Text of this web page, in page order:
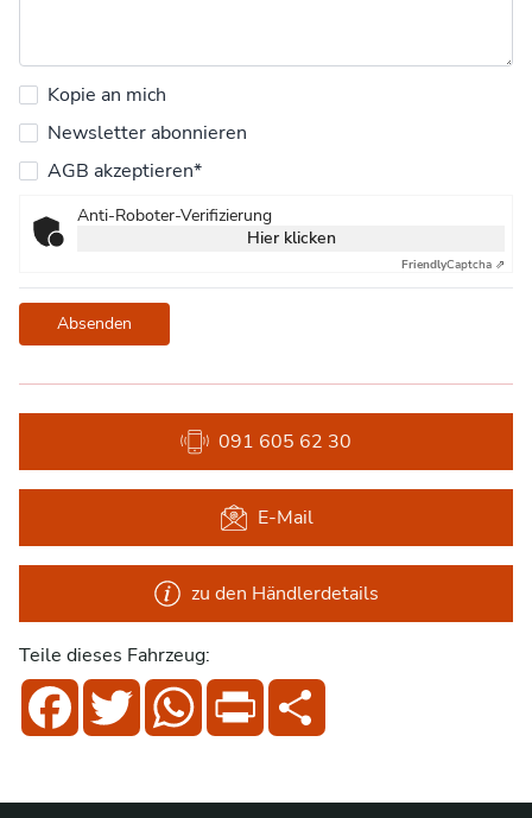
Kopie an mich
Newsletter abonnieren
AGB akzeptieren*
Anti-Roboter-Verifizierung
Hier klicken
FriendlyCaptcha ⇗
Absenden
091 605 62 30
E-Mail
zu den Händlerdetails
Teile dieses Fahrzeug:
FacebookTwitterWhatsAppPrint